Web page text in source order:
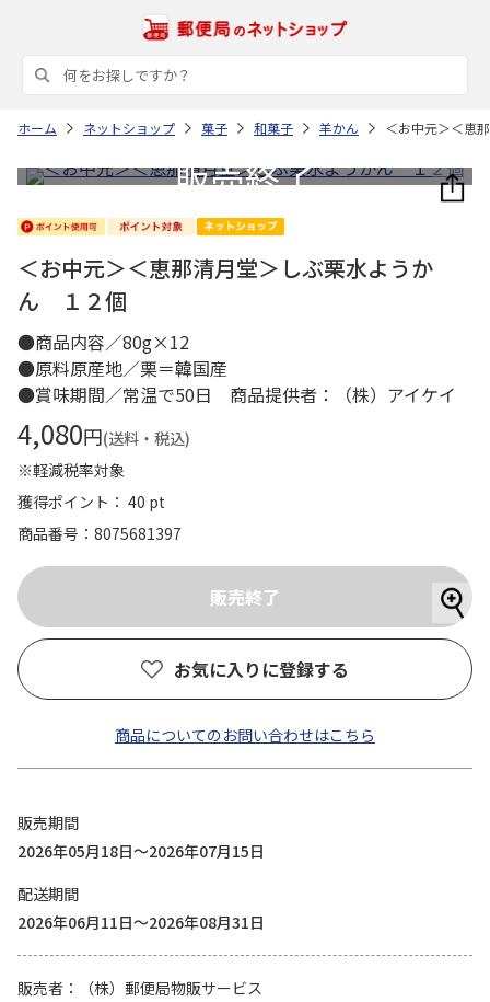
ホーム ネットショップ 菓子 和菓子 羊かん ＜お中元＞＜恵
＜お中元＞＜恵那清月堂＞しぶ栗水ようか
ん １２個
●商品内容／80g×12
●原料原産地／栗＝韓国産
●賞味期間／常温で50日 商品提供者：（株）アイケイ
4,080円(送料・税込)
※軽減税率対象
獲得ポイント： 40 pt
商品番号
8075681397
お気に入りに登録する
商品についてのお問い合わせはこちら
販売期間
2026年05月18日～2026年07月15日
配送期間
2026年06月11日～2026年08月31日
販売者
（株）郵便局物販サービス